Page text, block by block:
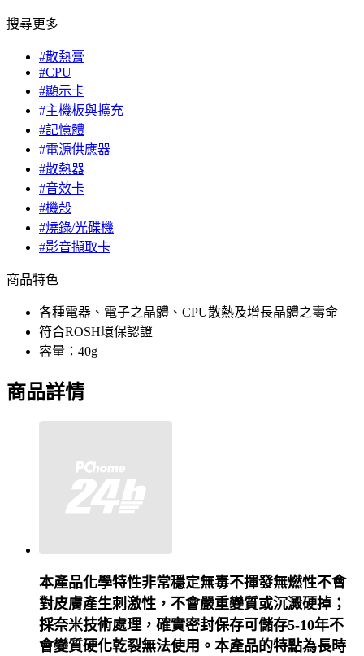
搜尋更多
#散熱膏
#CPU
#顯示卡
#主機板與擴充
#記憶體
#電源供應器
#散熱器
#音效卡
#機殼
#燒錄/光碟機
#影音擷取卡
商品特色
各種電器、電子之晶體、CPU散熱及增長晶體之壽命
符合ROSH環保認證
容量：40g
商品詳情
本產品化學特性非常穩定無毒不揮發無燃性不會
對皮膚產生刺激性，不會嚴重變質或沉澱硬掉；
採奈米技術處理，確實密封保存可儲存5-10年不
會變質硬化乾裂無法使用。本產品的特點為長時